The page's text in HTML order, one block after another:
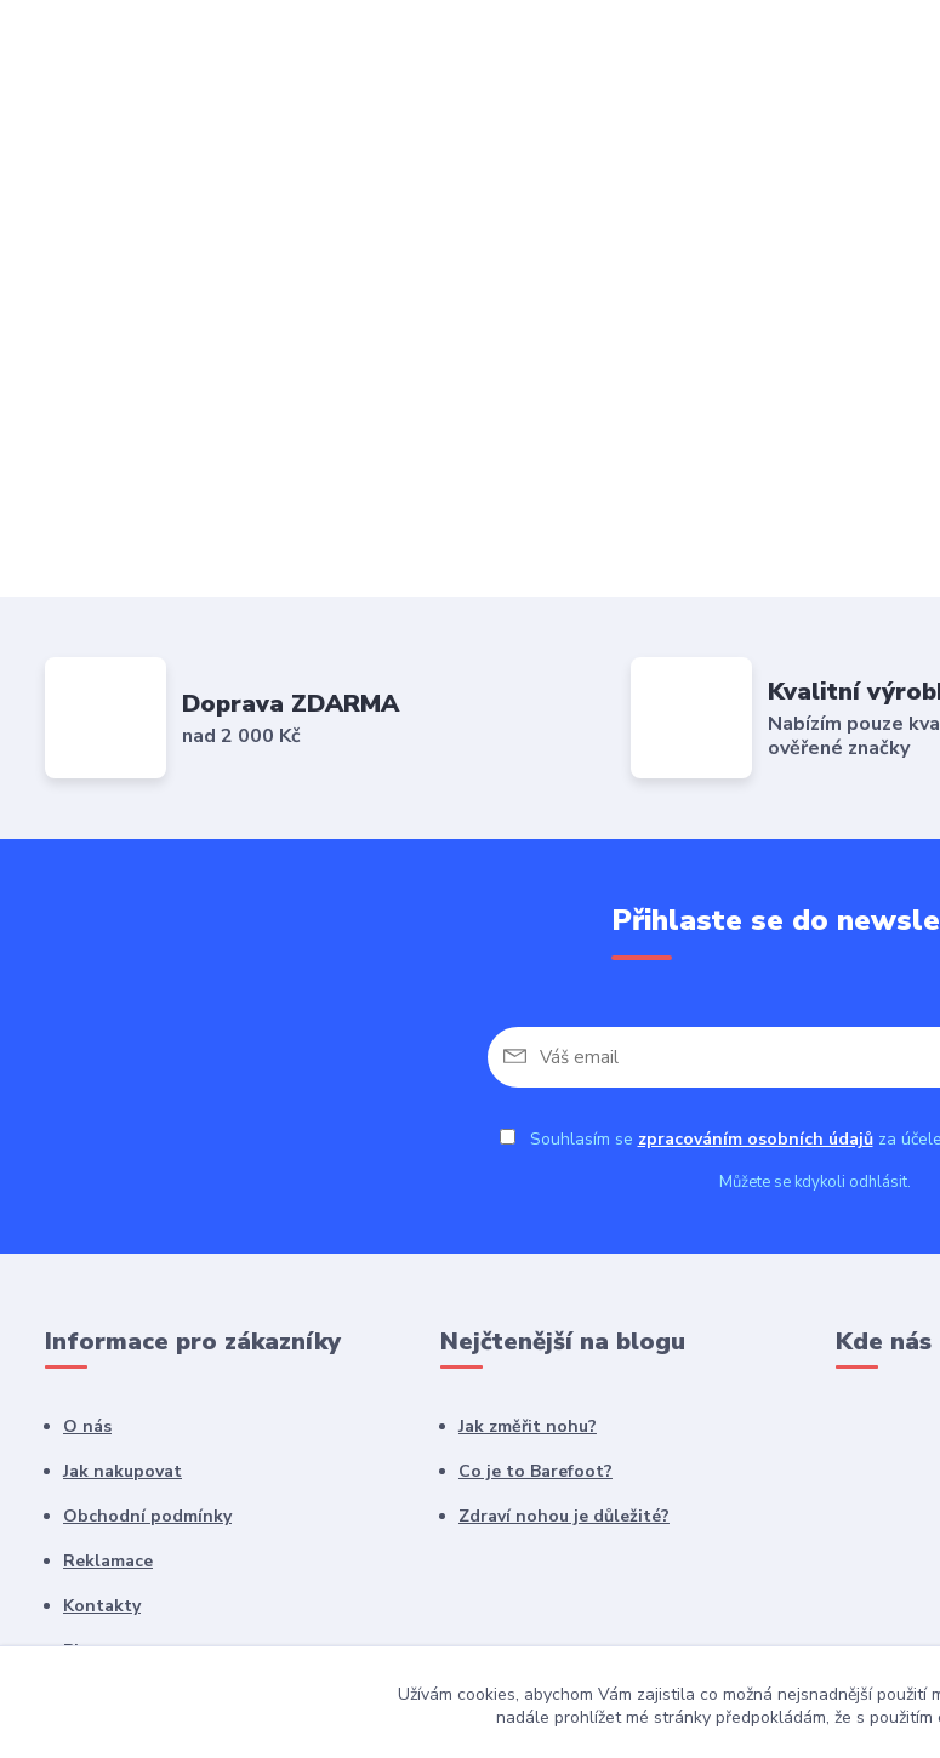
Doprava ZDARMA
nad 2 000 Kč
Kvalitní
Nabízím pouze
ověřené značky
Přihlaste se do
Souhlasím se zpracováním osobních údajůza
Můžete se kdykoli odhlásit.
Informace pro zákazníky
O nás
Jak nakupovat
Obchodní podmínky
Reklamace
Kontakty
Blog
Nejčtenější na blogu
Jak změřit nohu?
Co je to Barefoot?
Zdraví nohou je důležité?
Kde
Užívám cookies, abychom Vám zajistila co možná nejsnadnější
nadále prohlížet mé stránky předpokládám, že s použitím